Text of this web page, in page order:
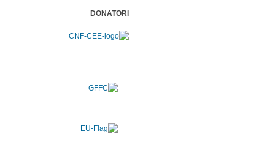
DONATORI